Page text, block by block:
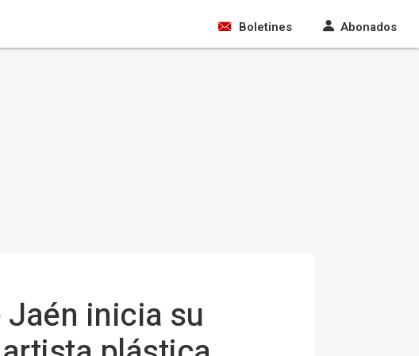
Boletines Abonados
inicia su